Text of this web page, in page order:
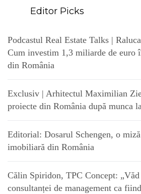
Editor Picks
Podcastul Real Estate Talks |
Cum investim 1,3 miliarde de euro
din România
Exclusiv | Arhitectul Maximilian
proiecte din România după munca
Editorial: Dosarul Schengen, o
imobiliară din România
Călin Spiridon, TPC Concept: „Văd
consultanței de management ca